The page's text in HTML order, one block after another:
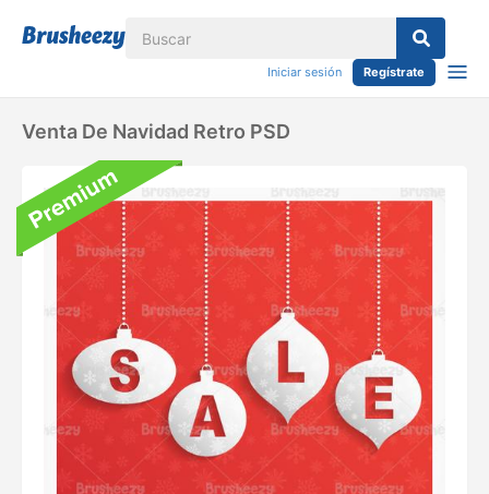
Iniciar sesión Regístrate
Venta De Navidad Retro PSD